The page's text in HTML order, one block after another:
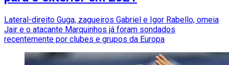
Lateral-direito Guga, zagueiros Gabriel e Igor Rabello, omeia
Jair e o atacante Marquinhos já foram sondados
recentemente por clubes e grupos da Europa